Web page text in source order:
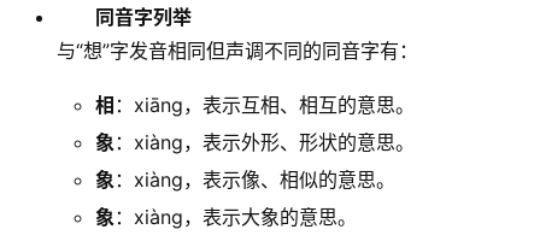
同音字列举
与“想”字发音相同但声调不同的同音字有：
相 ：xiāng，表示互相、相互的意思。
象：xiàng，表示外形、形状的意思。
象：xiàng，表示像、相似的意思。
象：xiànɡ，表示大象的意思。